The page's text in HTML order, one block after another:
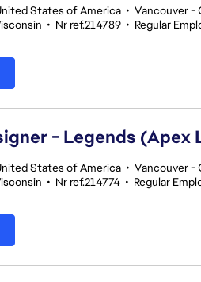
States of America • Vancouver -
• Nr ref.214789 • Regular
- Legends (Apex
States of America • Vancouver -
• Nr ref.214774 • Regular